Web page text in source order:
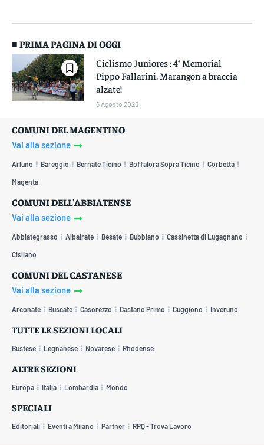
■ PRIMA PAGINA DI OGGI
Ciclismo Juniores : 4° Memorial
Pippo Fallarini. Marangon a braccia
alzate!
6 Agosto 2026
COMUNI DEL MAGENTINO
Vai alla sezione
Arluno Bareggio Bernate Ticino Boffalora Sopra Ticino Corbetta
Magenta
COMUNI DELL'ABBIATENSE
Vai alla sezione
Abbiategrasso Albairate Besate Bubbiano Cassinetta di Lugagnano
Cisliano
COMUNI DEL CASTANESE
Vai alla sezione
Arconate Buscate Casorezzo Castano Primo Cuggiono Inveruno
TUTTE LE SEZIONI LOCALI
Bustese Legnanese Novarese Rhodense
ALTRE SEZIONI
Europa Italia Lombardia Mondo
SPECIALI
Editoriali Eventi a Milano Partner RPQ - Trova Lavoro